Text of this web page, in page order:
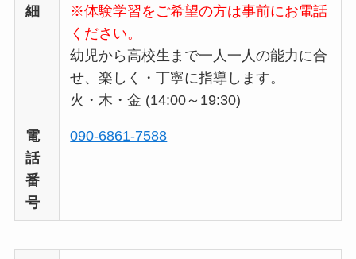
細
※体験学習をご希望の方は事前にお電話
ください。
幼児から高校生まで一人一人の能力に合
せ、楽しく・丁寧に指導します。
火・木・金 (14:00～19:30)
電
話
番
号
090-6861-7588